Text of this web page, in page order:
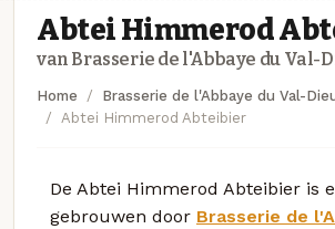
Abtei Himmerod
van Brasserie de l'Abbaye du Val-
Home
Brasserie de l'Abbaye du Val-
Abtei Himmerod Abteibier
De Abtei Himmerod Abteibier is
gebrouwen door Brasserie de